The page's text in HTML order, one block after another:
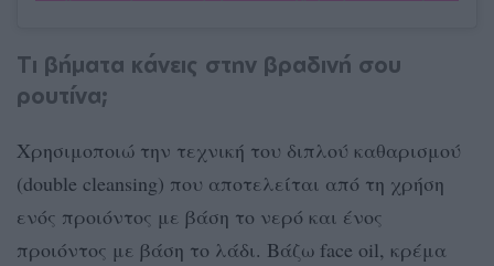
Τι βήματα κάνεις στην βραδινή σου
ρουτίνα;
Χρησιμοποιώ την τεχνική του διπλού καθαρισμού
(double cleansing) που αποτελείται από τη χρήση
ενός προιόντος με βάση το νερό και ένος
προιόντος με βάση το λάδι. Βάζω face oil, κρέμα